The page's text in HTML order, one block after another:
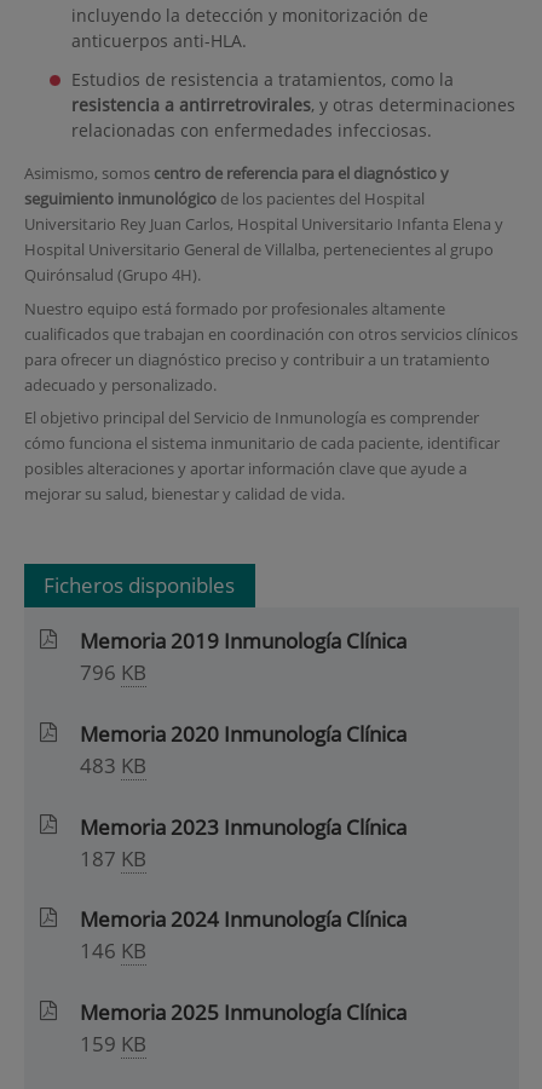
incluyendo la detección y monitorización de
anticuerpos anti-HLA.
Estudios de resistencia a tratamientos, como la
resistencia a antirretrovirales, y otras determinaciones
relacionadas con enfermedades infecciosas.
Asimismo, somos centro de referencia para el diagnóstico y
seguimiento inmunológicode los pacientes del Hospital
Universitario Rey Juan Carlos, Hospital Universitario Infanta Elena y
Hospital Universitario General de Villalba, pertenecientes al grupo
Quirónsalud (Grupo 4H).
Nuestro equipo está formado por profesionales altamente
cualificados que trabajan en coordinación con otros servicios clínicos
para ofrecer un diagnóstico preciso y contribuir a un tratamiento
adecuado y personalizado.
El objetivo principal del Servicio de Inmunología es comprender
cómo funciona el sistema inmunitario de cada paciente, identificar
posibles alteraciones y aportar información clave que ayude a
mejorar su salud, bienestar y calidad de vida.
Ficheros disponibles
Memoria 2019 Inmunología Clínica
796 KB
Memoria 2020 Inmunología Clínica
483 KB
Memoria 2023 Inmunología Clínica
187 KB
Memoria 2024 Inmunología Clínica
146 KB
Memoria 2025 Inmunología Clínica
159 KB